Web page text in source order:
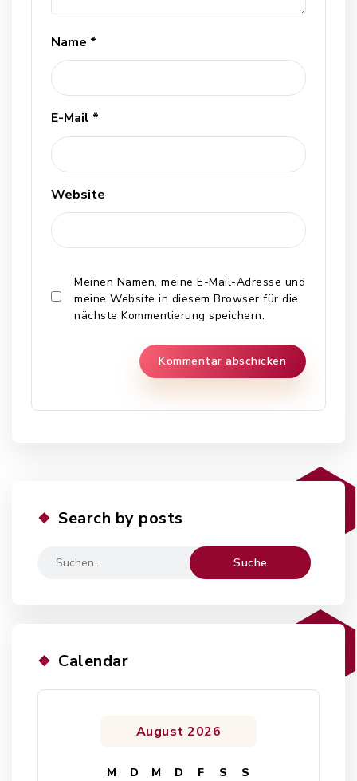
Name *
E-Mail *
Website
Meinen Namen, meine E-Mail-Adresse und
meine Website in diesem Browser für die
nächste Kommentierung speichern.
Search by posts
Ergebnisse
Calendar
August 2026
M D M D F S
S